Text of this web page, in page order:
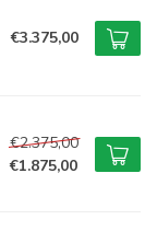
€3.375,00
€2.375,00
€1.875,00